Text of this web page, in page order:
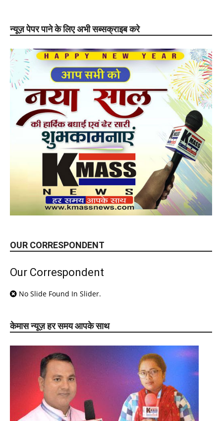
न्यूज़ पेपर पाने के लिए अभी सब्सक्राइब करे
OUR CORRESPONDENT
Our Correspondent
No Slide Found In Slider.
केमास न्यूज़ हर समय आपके साथ